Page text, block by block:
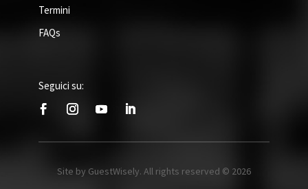
Termini
FAQs
Seguici su:
Site by GuestWisely. All rights reserved © 2026